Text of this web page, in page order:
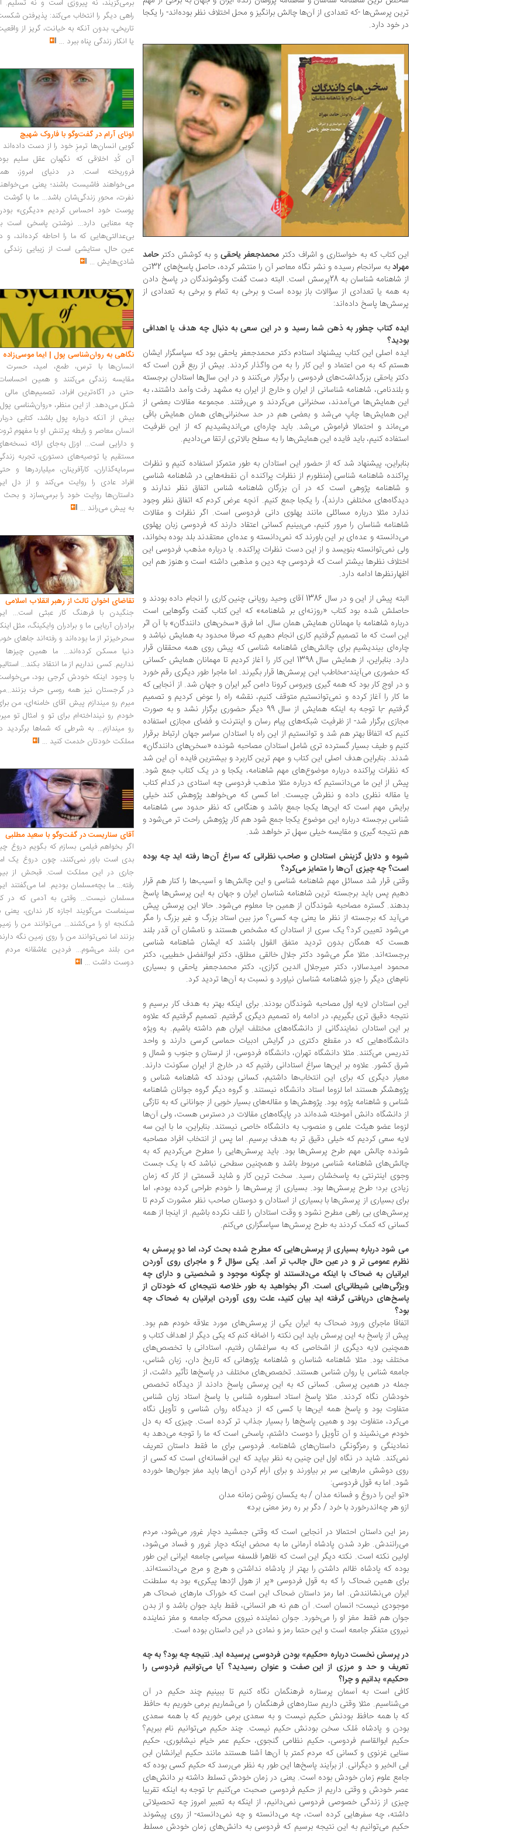
ترین پرسش‌ها -که تعدادی از آن‌ها چالش برانگیز و محل اختلاف نظر بوده‌اند- را یکجا
در خود دارد.
این کتاب که به خواستاری و اشراف دکترمحمدجعفر یاحقی و به کوشش دکترحامد
مهراد
به سرانجام رسیده و نشر نگاه معاصر آن را منتشر کرده، حاصل پاسخ‌های 32تن
از شاهنامه شناسان به 28پرسش است. البته دست گفت وگوشوندگان در پاسخ دادن
به همه یا تعدادی از سؤالات باز بوده است و برخی به تمام و برخی به تعدادی از
پرسش‌ها پاسخ داده‌اند:
ایده کتاب چطور به ذهن شما رسید و در این سعی به دنبال چه هدف یا اهدافی
بودید؟
ایده اصلی این کتاب پیشنهاد استادم دکتر محمدجعفر یاحقی بود که سپاسگزار ایشان
هستم که به من اعتماد و این کار را به من واگذار کردند. بیش از ربع قرن است که
دکتر یاحقی بزرگداشت‌های فردوسی را برگزار می‌کنند و در این سال‌ها استادان برجسته
و بلندنامی، شاهنامه شناسانی از ایران و خارج از ایران به مشهد رفت وآمد داشتند، به
این همایش‌ها می‌آمدند، سخنرانی می‌کردند و می‌رفتند. مجموعه مقالات بعضی از
این همایش‌ها چاپ می‌شد و بعضی هم در حد سخنرانی‌های همان همایش باقی
می‌ماند و احتمالا فراموش می‌شد. باید چاره‌ای می‌اندیشیدیم که از این ظرفیت
استفاده کنیم، باید فایده این همایش‌ها را به سطح بالاتری ارتقا می‌دادیم.
بنابراین، پیشنهاد شد که از حضور این استادان به طور متمرکز استفاده کنیم و نظرات
پراکنده شاهنامه شناسی (منظورم از نظرات پراکنده آن نقطه‌هایی در شاهنامه شناسی
و شاهنامه پژوهی است که در آن بزرگان شاهنامه شناس اتفاق نظر ندارند و
دیدگاه‌های مختلفی دارند)، را یکجا جمع کنیم. آنچه عرض کردم که اتفاق نظر وجود
ندارد مثلا درباره مسائلی مانند پهلوی دانی فردوسی است. اگر نظرات و مقالات
شاهنامه شناسان را مرور کنیم، می‌بینیم کسانی اعتقاد دارند که فردوسی زبان پهلوی
می‌دانسته و عده‌ای بر این باورند که نمی‌دانسته و عده‌ای معتقدند بلد بوده بخواند،
ولی نمی‌توانسته بنویسد و از این دست نظرات پراکنده. یا درباره مذهب فردوسی این
اختلاف نظرها بیشتر است که فردوسی چه دین و مذهبی داشته است و هنوز هم این
اظهارنظرها ادامه دارد.
البته پیش از این و در سال 1386 آقای وحید رویانی چنین کاری را انجام داده بودند و
حاصلش شده بود کتاب «روزنه‌ای بر شاهنامه» که این کتاب گفت وگوهایی است
درباره شاهنامه با مهمانان همایش همان سال. اما فرق «سخن‌های دانندگان» با آن اثر
این است که ما تصمیم گرفتیم کاری انجام دهیم که صرفا محدود به همایش نباشد و
چاره‌ای بیندیشیم برای چالش‌های شاهنامه شناسی که پیش روی همه محققان قرار
دارد. بنابراین، از همایش سال 1398 این کار را آغاز کردیم تا مهمانان همایش -کسانی
که حضوری می‌آیند-مخاطب این پرسش‌ها قرار بگیرند. اما ماجرا طور دیگری رقم خورد
و در اوج کار بود که همه گیری ویروس کرونا دامن گیر ایران و جهان شد. از آنجایی که
ما کار را آغاز کرده و نمی‌توانستیم متوقف کنیم، نقشه راه را عوض کردیم و تصمیم
گرفتیم -با توجه به اینکه همایش از سال 99 دیگر حضوری برگزار نشد و به صورت
مجازی برگزار شد- از ظرفیت شبکه‌های پیام رسان و اینترنت و فضای مجازی استفاده
کنیم که اتفاقا بهتر هم شد و توانستیم از این راه با استادان سراسر جهان ارتباط برقرار
کنیم و طیف بسیار گسترده تری شامل استادان مصاحبه شونده «سخن‌های دانندگان»
شدند. بنابراین هدف اصلی این کتاب و مهم ترین کاربرد و بیشترین فایده آن این شد
که نظرات پراکنده درباره موضوع‌های مهم شاهنامه، یکجا و در یک کتاب جمع شود.
پیش از این ما می‌دانستیم که درباره مثلا مذهب فردوسی چه استادی در کدام کتاب
یا مقاله نظری داده و نظرش چیست. اما کسی که می‌خواهد پژوهش کند خیلی
برایش مهم است که این‌ها یکجا جمع باشد و هنگامی که نظر حدود سی شاهنامه
شناس برجسته درباره این موضوع یکجا جمع شود هم کار پژوهش راحت تر می‌شود و
هم نتیجه گیری و مقایسه خیلی سهل تر خواهد شد.
شیوه و دلایل گزینش استادان و صاحب نظرانی که سراغ آن‌ها رفته اید چه بوده
است؟ چه چیزی آن‌ها را متمایز می‌کرد؟
وقتی قرار شد مسائل مهم شاهنامه شناسی و این چالش‌ها و آسیب‌ها را کنار هم قرار
دهیم پس باید برجسته ترین شاهنامه شناسان ایران و جهان به این پرسش‌ها پاسخ
بدهند. گستره مصاحبه شوندگان از همین جا معلوم می‌شود. حالا این پرسش پیش
می‌آید که برجسته از نظر ما یعنی چه کسی؟ مرز بین استاد بزرگ و غیر بزرگ را مگر
می‌شود تعیین کرد؟ یک سری از استادان که مشخص هستند و نامشان آن قدر بلند
هست که همگان بدون تردید متفق القول باشند که ایشان شاهنامه شناسی
برجسته‌اند. مثلا مگر می‌شود دکتر جلال خالقی مطلق، دکتر ابوالفضل خطیبی، دکتر
محمود امیدسالار، دکتر میرجلال الدین کزازی، دکتر محمدجعفر یاحقی و بسیاری
نام‌های دیگر را جزو شاهنامه شناسان نیاورد و نسبت به آن‌ها تردید کرد.
این استادان لایه اول مصاحبه شوندگان بودند. برای اینکه بهتر به هدف کار برسیم و
نتیجه دقیق تری بگیریم، در ادامه راه تصمیم دیگری گرفتیم. تصمیم گرفتیم که علاوه
بر این استادان نمایندگانی از دانشگاه‌های مختلف ایران هم داشته باشیم. به ویژه
دانشگاه‌هایی که در مقطع دکتری در گرایش ادبیات حماسی کرسی دارند و واحد
تدریس می‌کنند. مثلا دانشگاه تهران، دانشگاه فردوسی، از لرستان و جنوب و شمال و
شرق کشور. علاوه بر این‌ها سراغ استادانی رفتیم که در خارج از ایران سکونت دارند.
معیار دیگری که برای این انتخاب‌ها داشتیم، کسانی بودند که شاهنامه شناس و
پژوهشگر هستند اما لزوما استاد دانشگاه نیستند. و گروه دیگر گروه جوانان شاهنامه
شناس و شاهنامه پژوه بود. پژوهش‌ها و مقاله‌های بسیار خوبی از جوانانی که به تازگی
از دانشگاه دانش آموخته شده‌اند در پایگاه‌های مقالات در دسترس هست، ولی آن‌ها
لزوما عضو هیئت علمی و منصوب به دانشگاه خاصی نیستند. بنابراین، ما با این سه
لایه سعی کردیم که خیلی دقیق تر به هدف برسیم. اما پس از انتخاب افراد مصاحبه
شونده چالش مهم طرح پرسش‌ها بود. باید پرسش‌هایی را مطرح می‌کردیم که به
چالش‌های شاهنامه شناسی مربوط باشد و همچنین سطحی نباشد که با یک جست
وجوی اینترنتی به پاسخشان رسید. سخت ترین کار و شاید قسمتی از کار که زمان
زیادی برد؛ طرح پرسش‌ها بود. بسیاری از پرسش‌ها را خودم طراحی کرده بودم، اما
برای بسیاری از پرسش‌ها با بسیاری از استادان و دوستان صاحب نظر مشورت کردم تا
پرسش‌های بی راهی مطرح نشود و وقت استادان را تلف نکرده باشیم. از اینجا از همه
کسانی که کمک کردند به طرح پرسش‌ها سپاسگزاری می‌کنم.
می شود درباره بسیاری از پرسش‌هایی که مطرح شده بحث کرد، اما دو پرسش به
نظرم عمومی تر و در عین حال جالب تر آمد. یکی سؤال 6 و ماجرای روی آوردن
ایرانیان به ضحاک با اینکه می‌دانستند او چگونه موجود و شخصیتی و دارای چه
ویژگی‌هایی شیطانی‌ای است. اگر بخواهید به طور خلاصه نتیجه‌ای که خودتان از
پاسخ‌های دریافتی گرفته اید بیان کنید، علت روی آوردن ایرانیان به ضحاک چه
بود؟
اتفاقا ماجرای ورود ضحاک به ایران یکی از پرسش‌های مورد علاقه خودم هم بود.
پیش از پاسخ به این پرسش باید این نکته را اضافه کنم که یکی دیگر از اهداف کتاب و
همچنین لایه دیگری از اشخاصی که به سراغشان رفتیم، استادانی با تخصص‌های
مختلف بود. مثلا شاهنامه شناسان و شاهنامه پژوهانی که تاریخ دان، زبان شناس،
جامعه شناس یا روان شناس هستند. تخصص‌های مختلف در پاسخ‌ها تأثیر داشت، از
جمله در همین پرسش. کسانی که به این پرسش پاسخ دادند از دیدگاه تخصص
خودشان نگاه کردند. مثلا پاسخ استاد اسطوره شناس با پاسخ استاد زبان شناس
متفاوت بود و پاسخ همه این‌ها با کسی که از دیدگاه روان شناسی و تأویل نگاه
می‌کرد، متفاوت بود و همین پاسخ‌ها را بسیار جذاب تر کرده است. چیزی که به دل
خودم می‌نشیند و آن تأویل را دوست داشتم، پاسخی است که ما را توجه می‌دهد به
نمادینگی و رمزگونگی داستان‌های شاهنامه. فردوسی برای ما فقط داستان تعریف
نمی‌کند. شاید در نگاه اول این چنین به نظر بیاید که این افسانه‌ای است که کسی از
روی دوشش مارهایی سر بر بیاورند و برای آرام کردن آن‌ها باید مغز جوان‌ها خورده
شود. اما به قول فردوسی:
«تو این را دروغ و فسانه مدان / به یکسان رَوِشن زمانه مدان
ازو هر چه‌اندرخورد با خرد / دگر بر ره رمز معنی برد»
رمز این داستان احتمالا در آنجایی است که وقتی جمشید دچار غرور می‌شود، مردم
می‌رانندش. طرد شدن پادشاه آرمانی ما به محض اینکه دچار غرور و فساد می‌شود،
اولین نکته است. نکته دیگر این است که ظاهرا فلسفه سیاسی جامعه ایرانی این طور
بوده که پادشاه ظالم داشتن را بهتر از پادشاه نداشتن و هرج و مرج می‌دانسته‌اند.
برای همین ضحاک را که به قول فردوسی «پر از هول اژدها پیکری» بود به سلطنت
ایران می‌نشانندش. اما رمز داستان ضحاک این است که خوراک مارهای ضحاک هر
موجودی نیست؛ انسان است. آن هم نه هر انسانی، فقط باید جوان باشد و از بدن
جوان هم فقط مغز او را می‌خورد. جوان نماینده نیروی محرکه جامعه و مغز نماینده
نیروی متفکر جامعه است و این حتما رمز و نمادی در این داستان بوده است.
در پرسش نخست درباره «حکیم» بودن فردوسی پرسیده اید. نتیجه چه بود؟ به چه
تعریف و حد و مرزی از این صفت و عنوان رسیدید؟ آیا می‌توانیم فردوسی را
«حکیم» بدانیم و چرا؟
کافی است به آسمان پرستاره فرهنگمان نگاه کنیم تا ببینیم چند حکیم در آن
می‌شناسیم. مثلا وقتی داریم ستاره‌های فرهنگمان را می‌شماریم برمی خوریم به حافظ
که با همه حافظ بودنش حکیم نیست و به سعدی برمی خوریم که با همه سعدی
بودن و پادشاه مُلک سخن بودنش حکیم نیست. چند حکیم می‌توانیم نام ببریم؟
حکیم ابوالقاسم فردوسی، حکیم نظامی گنجوی، حکیم عمر خیام نیشابوری، حکیم
سنایی غزنوی و کسانی که مردم کمتر با آن‌ها آشنا هستند مانند حکیم ایرانشان ابن
ابی الخیر و دیگرانی. از برآیند پاسخ‌ها این طور به نظر می‌رسد که حکیم کسی بوده که
جامع علوم زمان خودش بوده است. یعنی در زمان خودش تسلط داشته بر دانش‌های
عصر خودش و وقتی داریم از حکیم فردوسی صحبت می‌کنیم -با توجه به اینکه تقریبا
چیزی از زندگی خصوصی فردوسی نمی‌دانیم، از اینکه به تعبیر امروز چه تحصیلاتی
داشته، چه سفرهایی کرده است، چه می‌دانسته و چه نمی‌دانسته- از روی پیشوند
حکیم می‌توانیم به این نتیجه برسیم که فردوسی به دانش‌های زمان خودش مسلط
برمی‌گزیند، نه پیروزی است و نه تسلیم.
راهی دیگر را انتخاب می‌کند: پذیرفتن
تاریخی، بدون آنکه به خیانت، گریز از
یا انکار زندگی پناه ببرد ...
اونای آرام در گفت‌وگو با فاروک شهیچ‭
گویی انسان‌ها ترمزِ خود را از دست داده‌اند
آن کُدِ اخلاقی که نگهبان عقل سلیم
فروریخته است. در دنیای امروز،
می‌خواهند فاشیست باشند؛ یعنی
نفرت، محورِ زندگی‌شان باشد... ما با گوشت
پوست خود احساس کردیم «دیگری»
چه معنایی دارد... نوشتن پاسخی است
بی‌عدالتی‌هایی که ما را احاطه کرده‌اند، و
عین حال، ستایشی است از زیبایی زندگی
شادی‌هایش ...
نگاهی به روان‌شناسی پول | ایما موسی‌زاده
انسان‌ها با ترس، طمع، امید، حسرت
مقایسه زندگی می‌کنند و همین
حتی در آگاه‌ترین افراد، تصمیم‌های مالی
شکل می‌دهد. از این منظر، «روان‌شناسی
بیش از آنکه درباره پول باشد، کتابی
انسان معاصر و رابطه پرتنش او با مفهوم
و دارایی است... اوزل به‌جای ارائه
مستقیم یا توصیه‌های دستوری، تجربه
سرمایه‌گذاران، کارآفرینان، میلیاردرها و
افراد عادی را روایت می‌کند و از دل
داستان‌ها روایت خود را برمی‌سازد و بحث
به پیش می‌راند ...
تقاضای اخوان ثالث از رهبر انقلاب اسلامی
جنگیدن با فرهنگ کار عبثی است...
برادران آریایی ما و برادران وایکینگ، مثل
سحرخیزتر از ما بوده‌اند و رفته‌اند جاهای
دنیا مسکن کرده‌اند... ما همین چیزها
نداریم. کسی نداریم از ما انتقاد بکند...
با وجود اینکه خودش گرجی بود،
در گرجستان نیز همه روسی حرف
میرم رو میندازم پیش آقای خامنه‌ای، من
خودم رو نینداخته‌ام برای تو و امثال تو
رو میندازم... به شرطی که شماها برگردید
مملکت خودتان خدمت کنید ...
آقای سناریست در گفت‌وگو با سعید مطلبی
اگر بخواهم فیلمی بسازم که بگویم دروغ
بدی است باور نمی‌کنند، چون دروغ یک
جاری در این مملکت است. قبحش از
رفته... ما بچه‌مسلمان بودیم. اما می‌گفتند
مسلمان نیست... وقتی به آدمی که در
سینماست می‌گویند اجازه کار نداری، یعنی
شکنجه او را می‌کشند... می‌توانند من را
بزنند اما نمی‌توانند من را روی زمین نگه
من بلند می‌شوم... فردین عاشقانه مردم
دوست داشت ...